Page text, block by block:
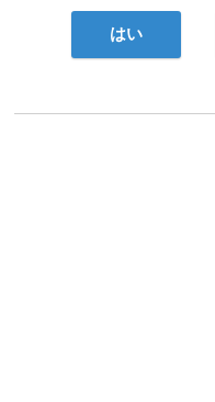
はい